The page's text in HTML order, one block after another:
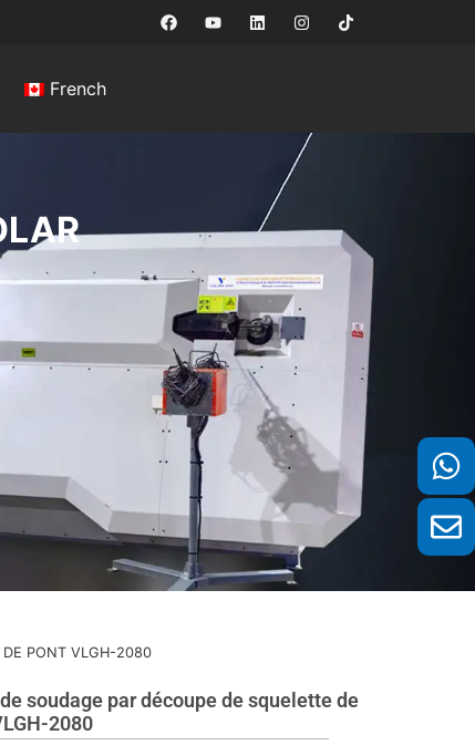
French
DE PONT VLGH-2080
soudage par découpe de squelette de
2080